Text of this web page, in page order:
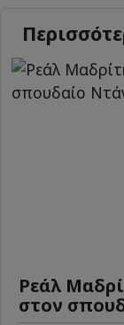
Ρεάλ
στον